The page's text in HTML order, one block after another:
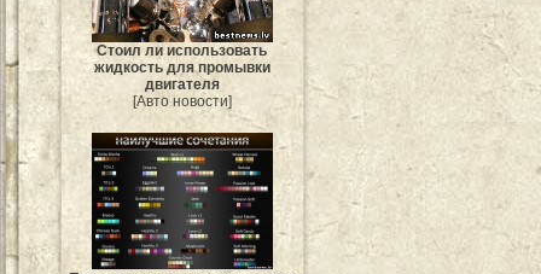
Стоил ли использовать
жидкость для промывки
двигателя
[Авто новости]